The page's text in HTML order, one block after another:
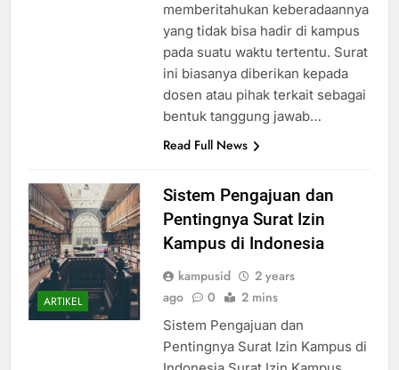
memberitahukan keberadaannya
yang tidak bisa hadir di kampus
pada suatu waktu tertentu. Surat
ini biasanya diberikan kepada
dosen atau pihak terkait sebagai
bentuk tanggung jawab…
Read Full News
ARTIKEL
Sistem Pengajuan dan
Pentingnya Surat Izin
Kampus di Indonesia
kampusid
2 years
ago
0 2 mins
Sistem Pengajuan dan
Pentingnya Surat Izin Kampus di